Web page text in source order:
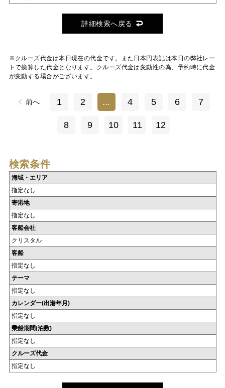
詳細検索へ戻る
※クルーズ代金は本日現在の代金です。また日本円表記は本日の弊社レー
トで換算した代金となります。クルーズ代金は変動性の為、予約時に代金
が変動する場合がございます。
前へ 1 2 ... 4 5 6 7
8 9 10 11 12
検索条件
海域・エリア
指定なし
寄港地
指定なし
客船会社
クリスタル
客船
指定なし
テーマ
指定なし
カレンダー(出港年月)
指定なし
乗船期間(泊数)
指定なし
クルーズ代金
指定なし